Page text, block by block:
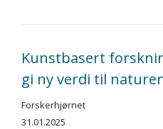
Kunstbasert
gi ny verdi til
Forskerhjørnet
31.01.2025